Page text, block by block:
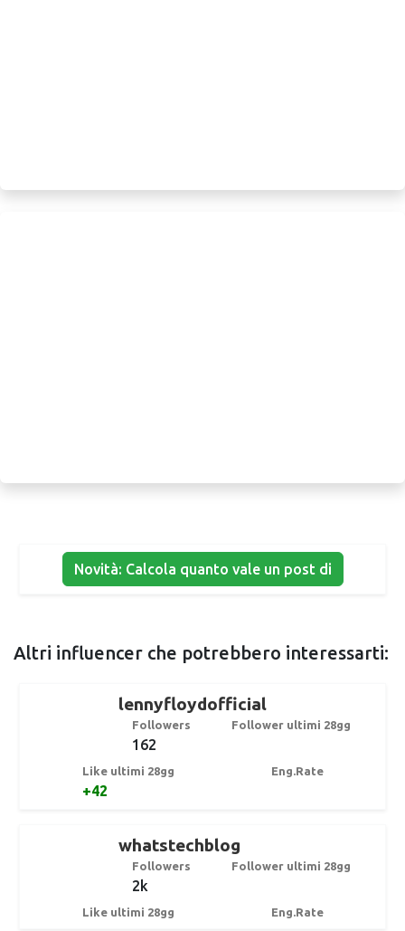
Novità: Calcola quanto vale un post di
Altri influencer che potrebbero interessarti:
lennyfloydofficial
Followers
162
Follower ultimi 28gg
Like ultimi 28gg
+42
Eng.Rate
whatstechblog
Followers
2k
Follower ultimi 28gg
Like ultimi 28gg Eng.Rate